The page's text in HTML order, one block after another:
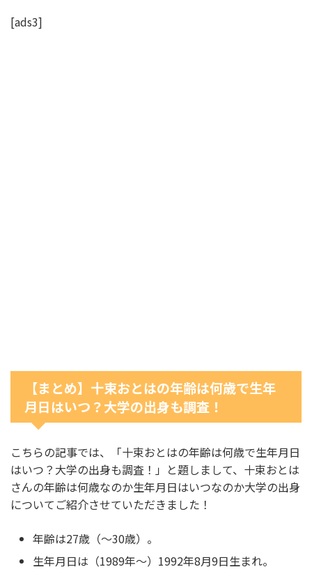
[ads3]
【まとめ】十束おとはの年齢は何歳で生年
月日はいつ？大学の出身も調査！
こちらの記事では、「十束おとはの年齢は何歳で生年月日
はいつ？大学の出身も調査！ 」と題しまして、十束おとは
さんの年齢は何歳なのか生年月日はいつなのか大学の出身
についてご紹介させていただきました！
年齢は27歳（～30歳）。
生年月日は（1989年～）1992年8月9日生まれ。